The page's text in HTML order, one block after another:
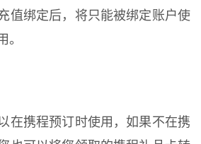
值绑定后，将只能被绑定账户使
。
携程预订时使用，如果不在携